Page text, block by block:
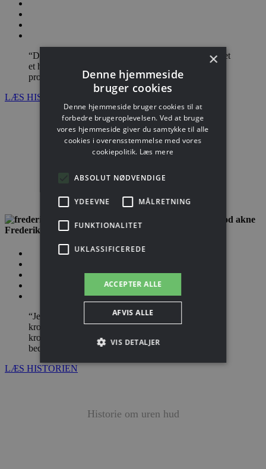
“Det bedste produkt nogensinde.! Efter at have prøvet
et hav af hudplejeprodukter, har jeg endelig fundet et
produkt, som holder hvad det lover.”
LÆS HISTORIEN
Historie omuren hud
Frederik Willumsen
“Jeg blev meget overrasket over, hvor effektiv
krokodilleolie er mod akne. Jeg har nu brugt
krokodilleolien i 3 uger, og min hud bliver bedre og
bedre for hver dag.”
LÆS HISTORIEN
Historie om uren hud
×
Denne hjemmeside
bruger cookies
Denne hjemmeside bruger cookies til at
forbedre brugeroplevelsen. Ved at bruge
vores hjemmeside giver du samtykke til alle
cookies i overensstemmelse med vores
cookiepolitik. Læs mere
ABSOLUT NØDVENDIGE
YDEEVNE MÅLRETNING
FUNKTIONALITET
UKLASSIFICEREDE
ACCEPTER ALLE
AFVIS ALLE
VIS DETALJER